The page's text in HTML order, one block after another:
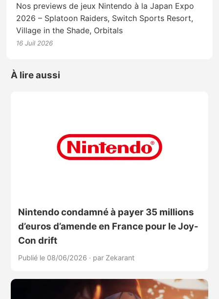
Nos previews de jeux Nintendo à la Japan Expo
2026 – Splatoon Raiders, Switch Sports Resort,
Village in the Shade, Orbitals
16 Juil 2026
À lire aussi
Nintendo condamné à payer 35 millions
d’euros d’amende en France pour le Joy-
Con drift
Publié le 08/06/2026 · par Zekarant